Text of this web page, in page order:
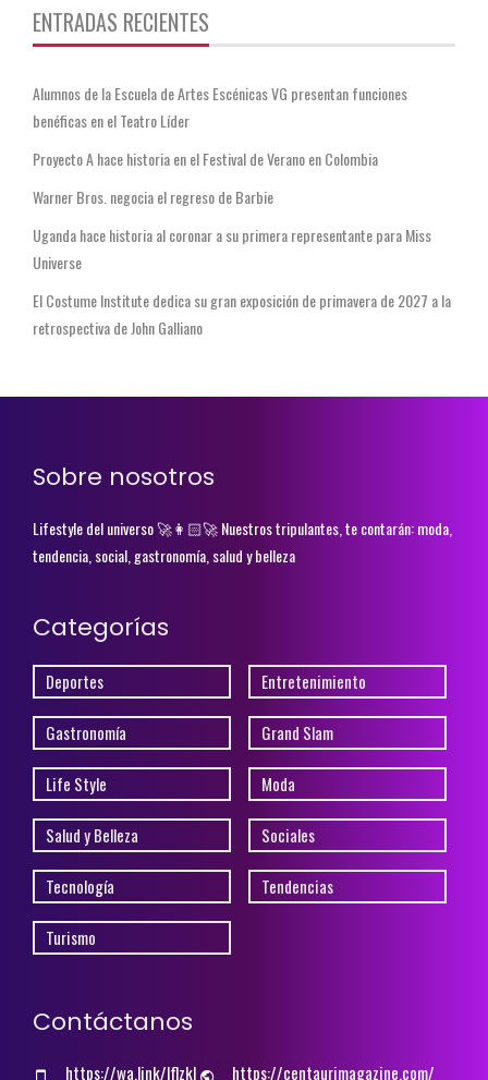
ENTRADAS RECIENTES
Alumnos de la Escuela de Artes Escénicas VG presentan funciones
benéficas en el Teatro Líder
Proyecto A hace historia en el Festival de Verano en Colombia
Warner Bros. negocia el regreso de Barbie
Uganda hace historia al coronar a su primera representante para Miss
Universe
El Costume Institute dedica su gran exposición de primavera de 2027 a la
retrospectiva de John Galliano
Sobre nosotros
Lifestyle del universo 🚀👩🏻‍🚀 Nuestros tripulantes, te contarán: moda,
tendencia, social, gastronomía, salud y belleza
Categorías
Deportes Entretenimiento
Gastronomía Grand Slam
Life Style Moda
Salud y Belleza Sociales
Tecnología Tendencias
Turismo
Contáctanos
https://wa.link/lflzkl https://centaurimagazine.com/